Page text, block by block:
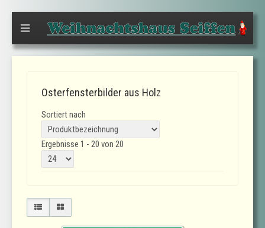
Osterfensterbilder aus Holz
Sortiert nach
Ergebnisse 1 - 20 von 20